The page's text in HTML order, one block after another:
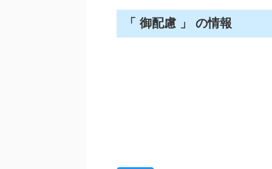
「 御配慮 」 の情報